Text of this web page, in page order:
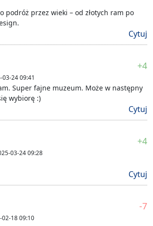
podróż przez wieki – od złotych ram po
Cytuj
+4
03-24 09:41
Super fajne muzeum. Może w następny
wybiorę :)
Cytuj
+4
03-24 09:28
Cytuj
-7
02-18 09:10